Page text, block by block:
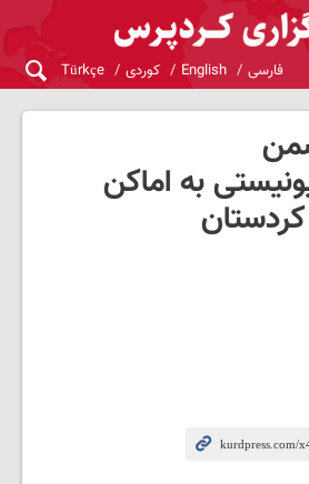
فارسی English کوردی Türkçe
به اماکن